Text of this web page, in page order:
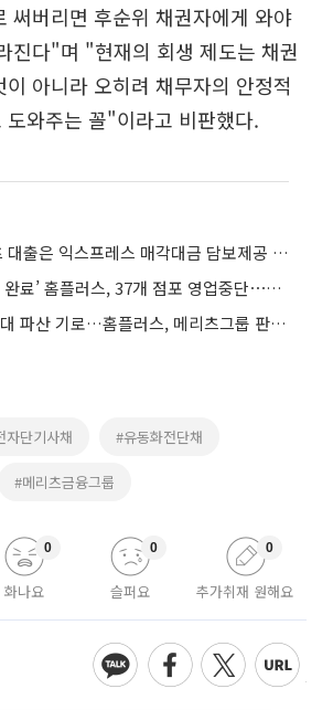
써버리면 후순위 채권자에게 와야
진다"며 "현재의 회생 제도는 채권
아니라 오히려 채무자의 안정적
도와주는 꼴"이라고 비판했다.
홈플러스 “메리츠 대출은 익스프레스 매각대금 담보제공 조건”
‘익스프레스 매각 완료’ 홈플러스, 37개 점포 영업중단⋯“유동성 확보해 회생”
한진해운 이후 최대 파산 기로…홈플러스, 메리츠그룹 판단에 달렸다
자단기사채 #유동화전단채
#메리츠금융그룹
화나요
0
슬퍼요
0
추가취재 원해요
0